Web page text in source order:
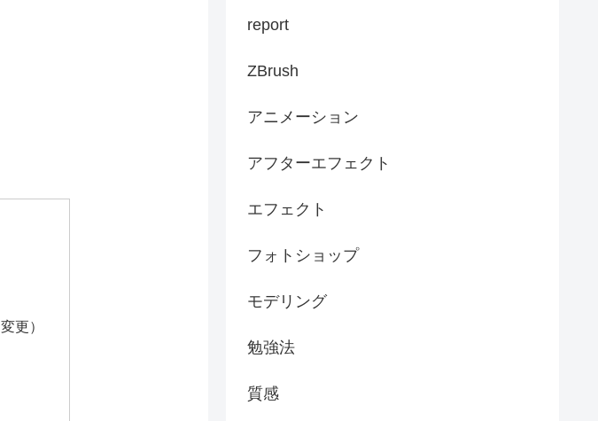
更）
report
ZBrush
アニメーション
アフターエフェクト
エフェクト
フォトショップ
モデリング
勉強法
質感